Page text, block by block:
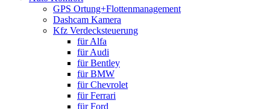
GPS Ortung+Flottenmanagement
Dashcam Kamera
Kfz Verdecksteuerung
für Alfa
für Audi
für Bentley
für BMW
für Chevrolet
für Ferrari
für Ford